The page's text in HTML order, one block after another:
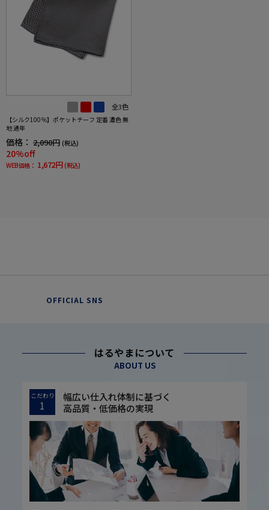
全3色
【シルク100％】ポケットチーフ 定番 濃色 無
地 通年
価格： 2,090円 (税込)
20%off
WEB価格： 1,672円 (税込)
OFFICIAL SNS
はるやまについて
ABOUT US
こだわり
1
幅広い仕入れ体制に基づく
高品質・低価格の実現